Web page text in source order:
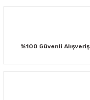
%100 Güvenli Alışveriş